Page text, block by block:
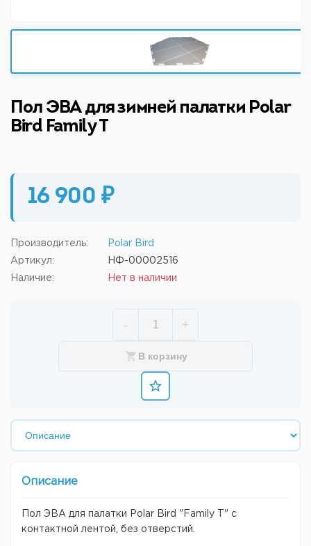
Пол ЭВА для зимней палатки Polar
Bird Family T
16 900 ₽
Производитель: Polar Bird
Артикул: НФ-00002516
Наличие: Нет в наличии
- +
В корзину
Описание
Пол ЭВА для палатки Polar Bird "Family T" с
контактной лентой, без отверстий.